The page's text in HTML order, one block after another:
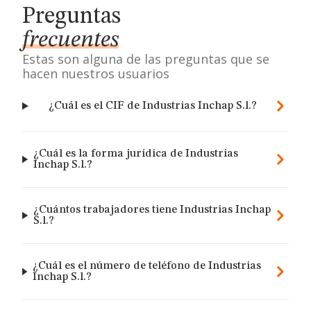
Preguntas
frecuentes
Estas son alguna de las preguntas que se
hacen nuestros usuarios
¿Cuál es el CIF de Industrias Inchap S.l.?
¿Cuál es la forma jurídica de Industrias
Inchap S.l.?
¿Cuántos trabajadores tiene Industrias Inchap
S.l.?
¿Cuál es el número de teléfono de Industrias
Inchap S.l.?